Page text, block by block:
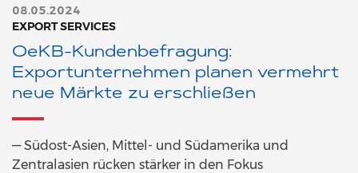
08.05.2024
EXPORT SERVICES
OeKB-Kundenbefragung:
Exportunternehmen planen vermehrt
neue Märkte zu erschließen
— Südost-Asien, Mittel- und Südamerika und
Zentralasien rücken stärker in den Fokus